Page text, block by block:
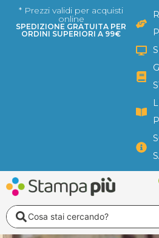
* Prezzi validi per acquisti
online
SPEDIZIONE GRATUITA PER
ORDINI SUPERIORI A 99€
Search
...